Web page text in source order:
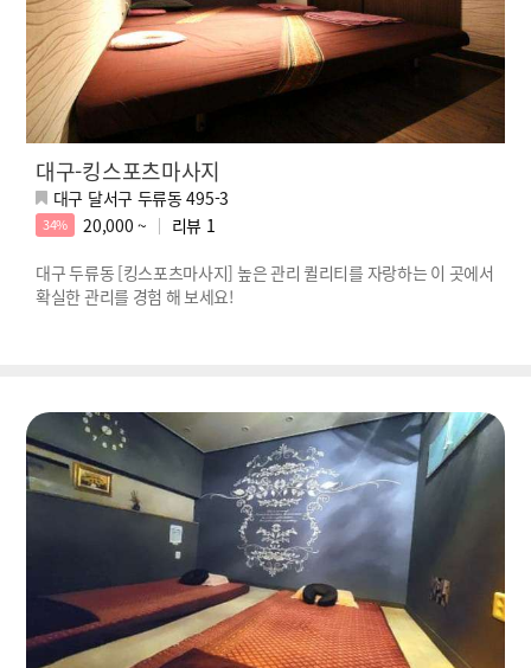
대구-킹스포츠마사지
대구 달서구 두류동 495-3
34% 20,000 ~ 리뷰 1
대구 두류동 [킹스포츠마사지] 높은 관리 퀼리티를 자랑하는 이 곳에서
확실한 관리를 경험 해 보세요!